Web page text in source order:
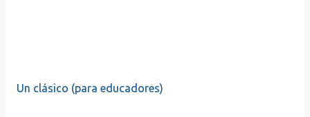
Un clásico (para educadores)